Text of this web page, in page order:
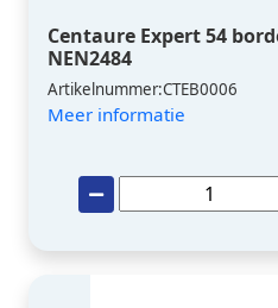
Centaure Expert 54
NEN2484
Artikelnummer:CTEB0006
Meer informatie